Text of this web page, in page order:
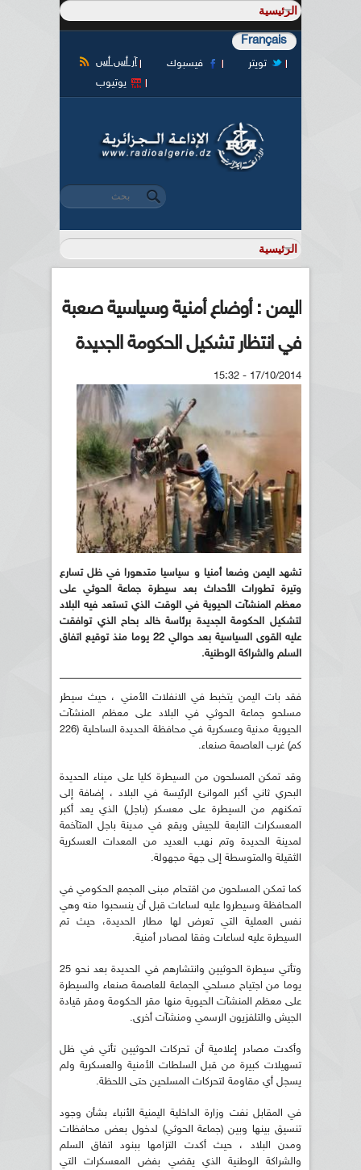
Français
آر أس أس فيسبوك
تويتر
يوتيوب
استمارة البحث
‏بحث ‏
اليمن : أوضاع أمنية وسياسية صعبة
في انتظار تشكيل الحكومة الجديدة
17/10/2014 - 15:32
تشهد اليمن وضعا أمنيا و سياسيا متدهورا في ظل تسارع
وتيرة تطورات الأحداث بعد سيطرة جماعة الحوثي على
معظم المنشآت الحيوية في الوقت الذي تستعد فيه البلاد
لتشكيل الحكومة الجديدة برئاسة خالد بحاح الذي توافقت
عليه القوى السياسية بعد حوالي 22 يوما منذ توقيع اتفاق
السلم والشراكة الوطنية.
فقد بات اليمن يتخبط في الانفلات الأمني ، حيث سيطر
مسلحو جماعة الحوثي في البلاد على معظم المنشآت
الحيوية مدنية وعسكرية في محافظة الحديدة الساحلية (226
كم) غرب العاصمة صنعاء.
وقد تمكن المسلحون من السيطرة كليا على ميناء الحديدة
البحري ثاني أكبر الموانئ الرئيسة في البلاد ، إضافة إلى
تمكنهم من السيطرة على معسكر (باجل) الذي يعد أكبر
المعسكرات التابعة للجيش ويقع في مدينة باجل المتآخمة
لمدينة الحديدة وتم نهب العديد من المعدات العسكرية
الثقيلة والمتوسطة إلى جهة مجهولة.
كما تمكن المسلحون من اقتحام مبنى المجمع الحكومي في
المحافظة وسيطروا عليه لساعات قبل أن ينسحبوا منه وهي
نفس العملية التي تعرض لها مطار الحديدة، حيث تم
السيطرة عليه لساعات وفقا لمصادر أمنية.
وتأتي سيطرة الحوثيين وانتشارهم في الحديدة بعد نحو 25
يوما من اجتياح مسلحي الجماعة للعاصمة صنعاء والسيطرة
على معظم المنشآت الحيوية منها مقر الحكومة ومقر قيادة
الجيش والتلفزيون الرسمي ومنشآت أخرى.
وأكدت مصادر إعلامية أن تحركات الحوثيين تأتي في ظل
تسهيلات كبيرة من قبل السلطات الأمنية والعسكرية ولم
يسجل أي مقاومة لتحركات المسلحين حتى اللحظة.
في المقابل نفت وزارة الداخلية اليمنية الأنباء بشأن وجود
تنسيق بينها وبين (جماعة الحوثي) لدخول بعض محافظات
ومدن البلاد ، حيث أكدت التزامها ببنود اتفاق السلم
والشراكة الوطنية الذي يقضي بفض المعسكرات التي